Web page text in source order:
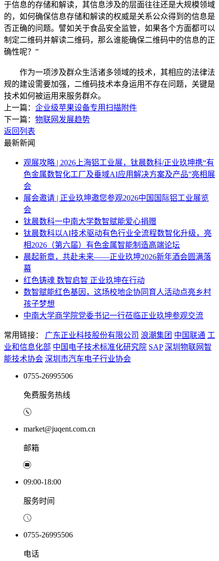
于信息的存储和解读，其信息涉及的层面往往还是大规模领域
的，如何确保信息存储和解读的权威是关系公众得到的信息是
否正确的问题。譬如关于食品安全监管，如果各个方面都可以
制定二维码并解读二维码，那么谁能确保二维码中的信息的正
确性呢？”
作为一项涉及群众生活诸多领域的技术，其相应的法律法
规的建设需要加强，二维码技术本身运用不存在问题，关键是
技术如何被运用来服务群众。
上一篇： 企业级苹果设备专用扫描附件
下一篇： 物联网发展趋势
返回列表
最新新闻
观展攻略 | 2026上海铝工业展，钛晨数科/正业玖坤携“有
色金属数智化工厂及垂域AI应用解决方案及产品”亮相展
会
展会邀请 | 正业玖坤邀您参观2026中国国际铝工业展览
会
钛晨数科一中南大学数智赋能爱心捐赠
钛晨数科以AI技术驱动有色行业全流程数智化升级，亮
相2026（第六届）有色金属智能制造高端论坛
晨起新章，共赴未来——正业玖坤2026新年酒会圆满落
幕
红色铸魂 数智启智 正业玖坤在行动
数智赋能红色基因，这场校地企协同育人活动点亮乡村
孩子梦想
中南大学商学院党委书记一行莅临正业玖坤参观交流
常用链接： 广东正业科技股份有限公司 浪潮集团 中国联通 工
业和信息化部 中国电子技术标准化研究院 SAP 深圳物联网智
能技术协会 深圳市汽车电子行业协会
0755-26995506
免费服务热线
market@juqent.com.cn
邮箱
09:00-18:00
服务时间
0755-26995506
电话